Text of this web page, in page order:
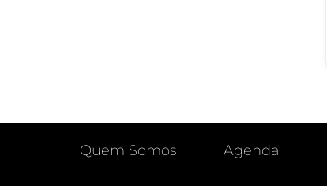
Quem Somos Agenda